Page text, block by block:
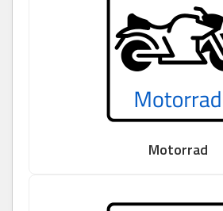
Motorrad